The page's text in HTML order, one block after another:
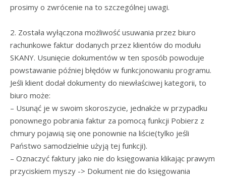
prosimy o zwrócenie na to szczególnej uwagi.
2. Została wyłączona możliwość usuwania przez biuro
rachunkowe faktur dodanych przez klientów do modułu
SKANY. Usunięcie dokumentów w ten sposób powoduje
powstawanie później błędów w funkcjonowaniu programu.
Jeśli klient dodał dokumenty do niewłaściwej kategorii, to
biuro może:
– Usunąć je w swoim skoroszycie, jednakże w przypadku
ponownego pobrania faktur za pomocą funkcji Pobierz z
chmury pojawią się one ponownie na liście(tylko jeśli
Państwo samodzielnie użyją tej funkcji).
– Oznaczyć faktury jako nie do księgowania klikając prawym
przyciskiem myszy -> Dokument nie do księgowania